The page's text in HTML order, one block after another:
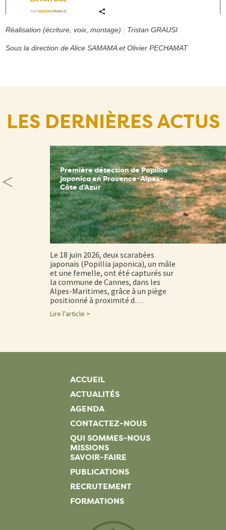
Réalisation (écriture, voix, montage) : Tristan GRAUSI
Sous la direction de Alice SAMAMA et Olivier PECHAMAT
LES DERNIÈRES ACTUS
Première détection de Popillia
japonica en Provence-Alpes-
Côte d'Azur
Le 18 juin 2026, deux scarabées
japonais (Popillia japonica), un mâle
et une femelle, ont été capturés sur
la commune de Cannes, dans les
Alpes-Maritimes, grâce à un piège
positionné à proximité d…
Lire l'article >
ACCUEIL
ACTUALITÉS
AGENDA
CONTACTEZ-NOUS
QUI SOMMES-NOUS
MISSIONS
SAVOIR-FAIRE
PUBLICATIONS
RECRUTEMENT
FORMATIONS